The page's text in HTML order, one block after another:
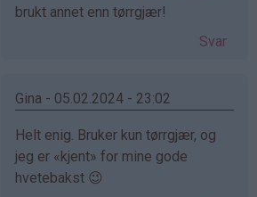
på
bekreftet)
brukt annet enn tørrgjær!
Svar
Gina - 05.02.2024 - 23:02
Som
svar
på
Helt enig. Bruker kun tørrgjær, og
jeg er «kjent» for mine gode
hvetebakst 😉